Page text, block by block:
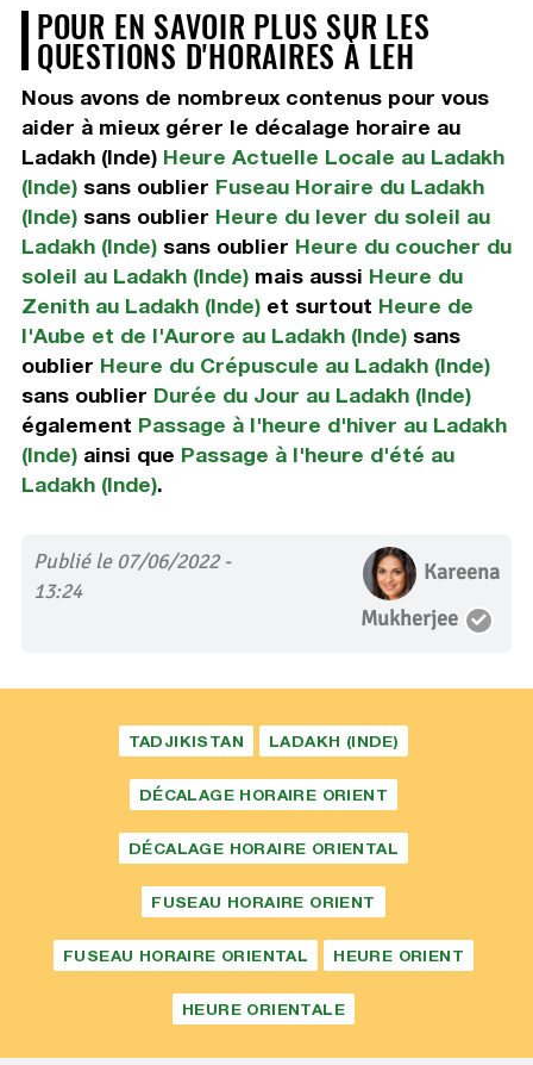
POUR EN SAVOIR PLUS SUR LES
QUESTIONS D'HORAIRES À LEH
Nous avons de nombreux contenus pour vous
aider à mieux gérer le décalage horaire au
Ladakh (Inde) Heure Actuelle Locale au Ladakh
(Inde)sans oublier Fuseau Horaire du Ladakh
(Inde)sans oublier Heure du lever du soleil au
Ladakh (Inde)sans oublier Heure du coucher du
soleil au Ladakh (Inde)mais aussi Heure du
Zenith au Ladakh (Inde)et surtout Heure de
l'Aube et de l'Aurore au Ladakh (Inde)sans
oublier Heure du Crépuscule au Ladakh (Inde)
sans oublier Durée du Jour au Ladakh (Inde)
également Passage à l'heure d'hiver au Ladakh
(Inde)ainsi que Passage à l'heure d'été au
Ladakh (Inde).
Publié le 07/06/2022 -
13:24
Kareena
Mukherjee
TADJIKISTAN LADAKH (INDE)
DÉCALAGE HORAIRE ORIENT
DÉCALAGE HORAIRE ORIENTAL
FUSEAU HORAIRE ORIENT
FUSEAU HORAIRE ORIENTAL HEURE ORIENT
HEURE ORIENTALE